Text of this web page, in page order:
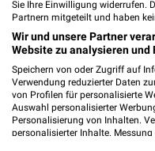
Sie Ihre Einwilligung widerrufen.
Partnern mitgeteilt und haben
Wir und unsere Partner
Website zu analysieren und
Speichern von oder Zugriff auf
Verwendung reduzierter Daten
von Profilen für personalisierte
Auswahl personalisierter
Personalisierung von Inhalten.
personalisierter Inhalte.